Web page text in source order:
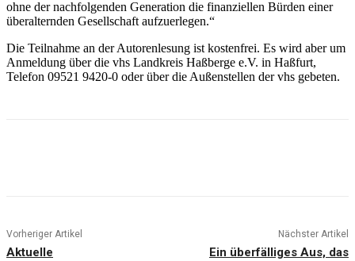
ohne der nachfolgenden Generation die finanziellen Bürden einer
überalternden Gesellschaft aufzuerlegen.“
Die Teilnahme an der Autorenlesung ist kostenfrei. Es wird aber um
Anmeldung über die vhs Landkreis Haßberge e.V. in Haßfurt,
Telefon 09521 9420-0 oder über die Außenstellen der vhs gebeten.
Vorheriger Artikel
Aktuelle
Nächster Artikel
Ein überfälliges Aus, das